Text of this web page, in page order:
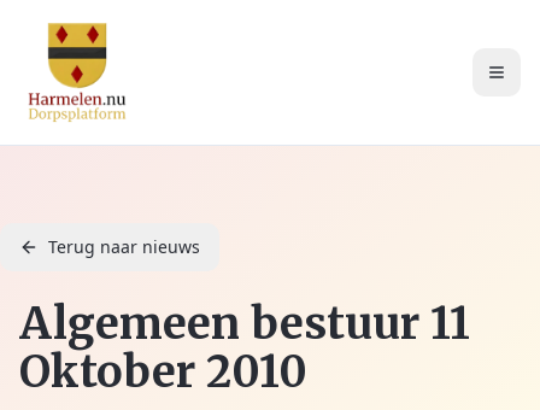
Terug naar nieuws
Algemeen bestuur 11
Oktober 2010